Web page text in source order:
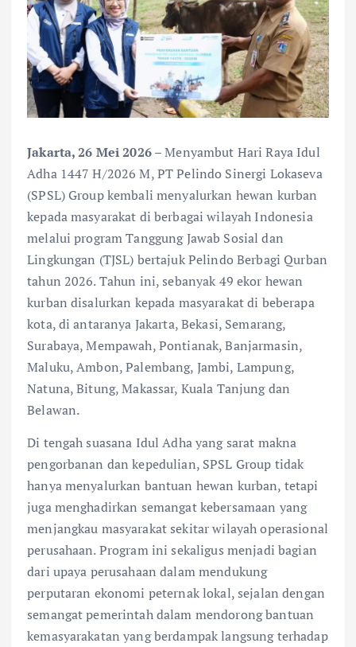
Jakarta, 26 Mei 2026– Menyambut Hari Raya Idul
Adha 1447 H/2026 M, PT Pelindo Sinergi Lokaseva
(SPSL) Group kembali menyalurkan hewan kurban
kepada masyarakat di berbagai wilayah Indonesia
melalui program Tanggung Jawab Sosial dan
Lingkungan (TJSL) bertajuk Pelindo Berbagi Qurban
tahun 2026. Tahun ini, sebanyak 49 ekor hewan
kurban disalurkan kepada masyarakat di beberapa
kota, di antaranya Jakarta, Bekasi, Semarang,
Surabaya, Mempawah, Pontianak, Banjarmasin,
Maluku, Ambon, Palembang, Jambi, Lampung,
Natuna, Bitung, Makassar, Kuala Tanjung dan
Belawan.
Di tengah suasana Idul Adha yang sarat makna
pengorbanan dan kepedulian, SPSL Group tidak
hanya menyalurkan bantuan hewan kurban, tetapi
juga menghadirkan semangat kebersamaan yang
menjangkau masyarakat sekitar wilayah operasional
perusahaan. Program ini sekaligus menjadi bagian
dari upaya perusahaan dalam mendukung
perputaran ekonomi peternak lokal, sejalan dengan
semangat pemerintah dalam mendorong bantuan
kemasyarakatan yang berdampak langsung terhadap